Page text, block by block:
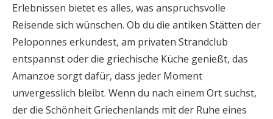
Erlebnissen bietet es alles, was anspruchsvolle
Reisende sich wünschen. Ob du die antiken Stätten der
Peloponnes erkundest, am privaten Strandclub
entspannst oder die griechische Küche genießt, das
Amanzoe sorgt dafür, dass jeder Moment
unvergesslich bleibt. Wenn du nach einem Ort suchst,
der die Schönheit Griechenlands mit der Ruhe eines